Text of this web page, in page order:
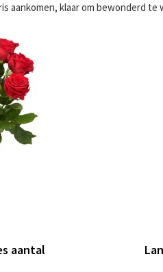
aankomen, klaar om bewonderd te
aantal